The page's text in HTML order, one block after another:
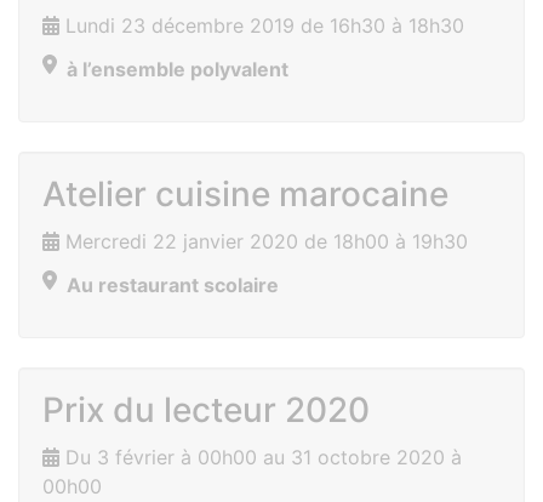
Lundi 23 décembre 2019 de 16h30 à 18h30
à l’ensemble polyvalent
Atelier cuisine marocaine
Mercredi 22 janvier 2020 de 18h00 à 19h30
Au restaurant scolaire
Prix du lecteur 2020
Du 3 février à 00h00 au 31 octobre 2020 à
00h00